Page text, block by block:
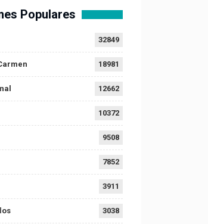
Populares
32849
18981
12662
10372
9508
7852
3911
3038